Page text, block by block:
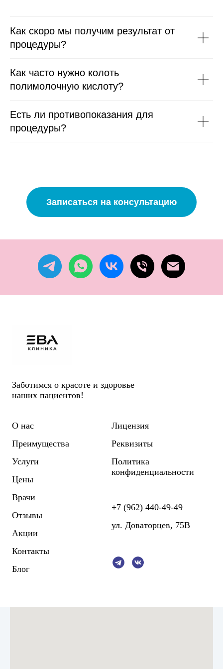
Как скоро мы получим результат от
процедуры?
Как часто нужно колоть
полимолочную кислоту?
Есть ли противопоказания для
процедуры?
Записаться на консультацию
Заботимся о красоте и здоровье
наших пациентов!
О нас
Преимущества
Услуги
Цены
Врачи
Отзывы
Акции
Контакты
Блог
Лицензия
Реквизиты
Политика
конфиденциальности
+7 (962) 440-49-49
ул. Доваторцев, 75В